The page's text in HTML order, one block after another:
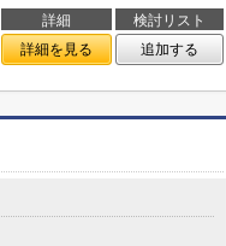
詳細
検討リスト
詳細を見る 追加する